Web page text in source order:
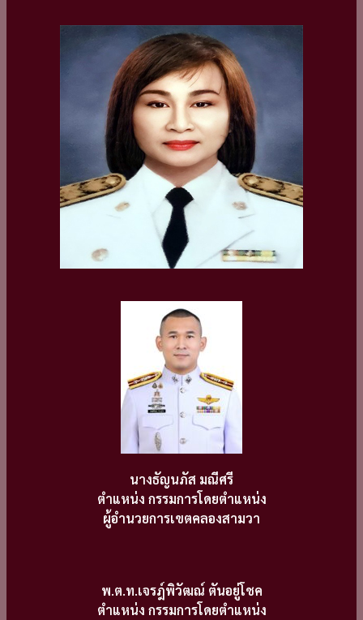
นางธัญนภัส มณีศรี
ตำแหน่ง กรรมการโดยตำแหน่ง
ผู้อำนวยการเขตคลองสามวา
พ.ต.ท.เจรฎ์พิวัฒณ์ ตันอยู่โชค
ตำแหน่ง กรรมการโดยตำแหน่ง